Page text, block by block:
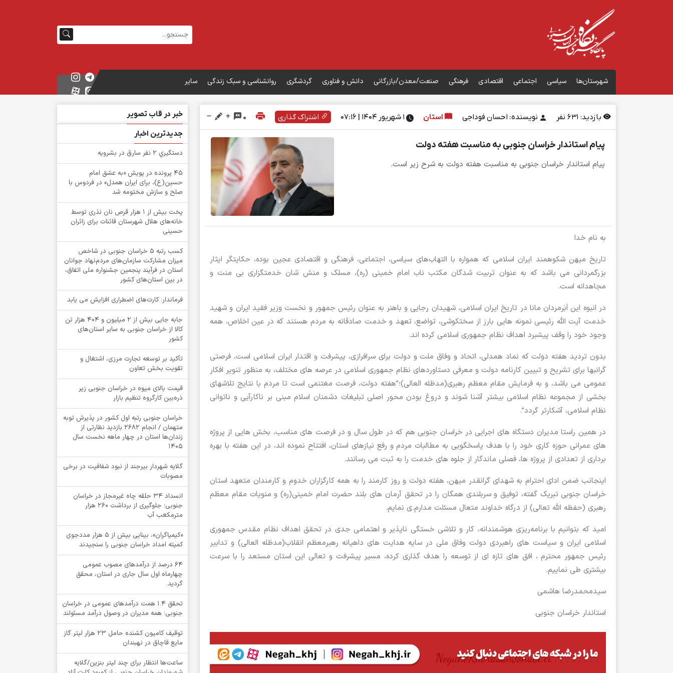
شهرستان‌ها سیاسی اجتماعی اقتصادی فرهنگی صنعت/معدن/بازرگانی دانش و فناوری گردشگری روانشناسی و سبک زندگی سایر
بازدید: نفر نویسنده: احسان فوداجی استان ۱ شهریور ۱۴۰۴ | 07:16 اشتراک گذاری 0
پیام استاندار خراسان جنوبی به مناسبت هفته دولت
پیام استاندار خراسان جنوبی به مناسبت هفته دولت به شرح زیر است.
به نام خدا
تاریخ میهن شکوهمند ایران اسلامی که همواره با التهاب‌های سیاسی، اجتماعی، فرهنگی و اقتصادی عجین بوده، حکایتگر ايثار
بزرگمردانی می باشد که به عنوان تربیت شدگان مکتب ناب امام خمینی (ره)، مسلک و منش شان خدمتگزاری بی منت و
مجاهدانه است.
در انبوه این اَبَرمردان مانا در تاریخ ایران اسلامی، شهیدان رجایی و باهنر به عنوان رئیس ‌جمهور و نخست ‌وزیر فقید ایران و شهید
خدمت آیت الله رئیسی نمونه هایی بارز از سختکوشی، تواضع، تعهد و خدمت صادقانه به مردم هستند که در عین اخلاص، همه
وجود خود را وقف پیشبرد اهداف نظام جمهوری اسلامی کرده اند.
بدون تردید هفته دولت که نماد همدلی، اتحاد و وفاق ملت و دولت برای سرافرازی، پیشرفت و اقتدار ایران اسلامی است، فرصتی
گرانبها برای تشریح و تبیین کارنامه دولت و معرفی دستاوردهای نظام جمهوری اسلامی در عرصه های مختلف، به منظور تنویر افکار
عمومی می باشد، و به فرمایش مقام معظم رهبری(مدظله العالی)؛”هفته دولت، فرصت مغتنمی است تا مردم با نتایج تلاش‏های
بخشی از مجموعه نظام اسلامی بیشتر آشنا شوند و دروغ بودن محور اصلی تبلیغات دشمنان اسلام مبنی بر ناکارآیی و ناتوانی
نظام اسلامی، آشکارتر گردد”.
در همین راستا مدیران دستگاه های اجرایی در خراسان جنوبی هم که در طول سال و در فرصت های مناسب، بخش هایی از پروژه
های عمرانی حوزه کاری خود را با هدف پاسخگویی به مطالبات مردم و رفع نیازهای استان، افتتاح نموده اند، در این هفته با بهره
برداری از تعدادی از پروژه ها، فصلی ماندگار از جلوه های خدمت را به ثبت می رسانند.
اینجانب ضمن ادای احترام به شهدای گرانقدر میهن، هفته دولت و روز کارمند را به همه کارگزاران خدوم و کارمندان متعهد استان
خراسان جنوبی تبریک گفته، توفیق و سربلندی همگان را در تحقق آرمان های بلند حضرت امام خمینی(ره) و منویات مقام معظم
رهبری (حفظه الله تعالی) از درگاه خداوند متعال مسئلت مدارم.ی نمایم.
امید که بتوانیم با برنامه‌ریزی هوشمندانه، کار و تلاشی خستگی ناپذیر و اهتمامی جدی در تحقق اهداف نظام مقدس جمهوری
اسلامی ایران و سیاست های راهبردی دولت وفاق ملی در سایه هدایت های داهیانه رهبرمعظم انقلاب(مدظله العالی) و تدابیر
رئیس جمهور محترم ، افق های تازه ای از توسعه را هدف گذاری کرده، مسیر پیشرفت و تعالی این استان مستعد را با سرعت
بیشتری طی نماییم.
سیدمحمدرضا هاشمی
استاندار خراسان جنوبی
خبر در قاب تصویر
جدیدترین اخبار
دستگيري 2 نفر سارق در بشرويه
۴۵ پرونده در پویش «به عشق امام
حسین(ع)، برای ایران همدل» در فردوس با
صلح و سازش مختومه شد
پخت بیش از 1 هزار قرص نان نذری توسط
خانه‌های هلال شهرستان قائنات برای زائران
حسینی
کسب رتبه ۵ خراسان جنوبی در شاخص
میزان مشارکت سازمان‌های مردم‌نهاد جوانان
استان در فرآیند پنجمین جشنواره ملی اتفاق،
در بین استان‌های کشور
فرماندار: کارت‌های اضطراری افزایش می یابد
جابه جایی بیش از 2 میلیون و 404 هزار تن
کالا از خراسان جنوبی به سایر استان‌های
کشور
تأکید بر توسعه تجارت مرزی، اشتغال و
تقویت بخش تعاون
قیمت بالای میوه در خراسان جنوبی زیر
ذره‌بین کارگروه تنظیم بازار
خراسان جنوبی رتبه اول کشور در پذیرش توبه
متهمان / انجام ۲۶۸۲ بازدید نظارتی از
زندان‌ها استان در چهار ماهه نخست سال
1405
گلایه شهردار بیرجند از نبود شفافیت در برخی
مصوبات
انسداد ۳۴ حلقه چاه غیرمجاز در خراسان
جنوبی؛ جلوگیری از برداشت ۲۶۰ هزار
مترمکعب آب
«کیمیاگران»، بینایی بیش از ۵ هزار مددجوی
کمیته امداد خراسان جنوبی را سنجیدند
64 درصد از درآمدهای مصوب عمومی
چهارماه اول سال جاری در استان، محقق
گردید.
تحقق ۱.۴ همت درآمدهای عمومی در خراسان
جنوبی؛ همه مدیران در وصول درآمد مسئولند
توقيف کامیون کشنده حامل 23 هزار لیتر گاز
مایع قاچاق در نهبندان
ساعت‌ها انتظار برای چند لیتر بنزین/گلایه